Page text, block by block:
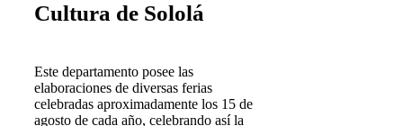
Cultura de Sololá
Este departamento posee las
elaboraciones de diversas ferias
celebradas aproximadamente los 15 de
agosto de cada año, celebrando así la